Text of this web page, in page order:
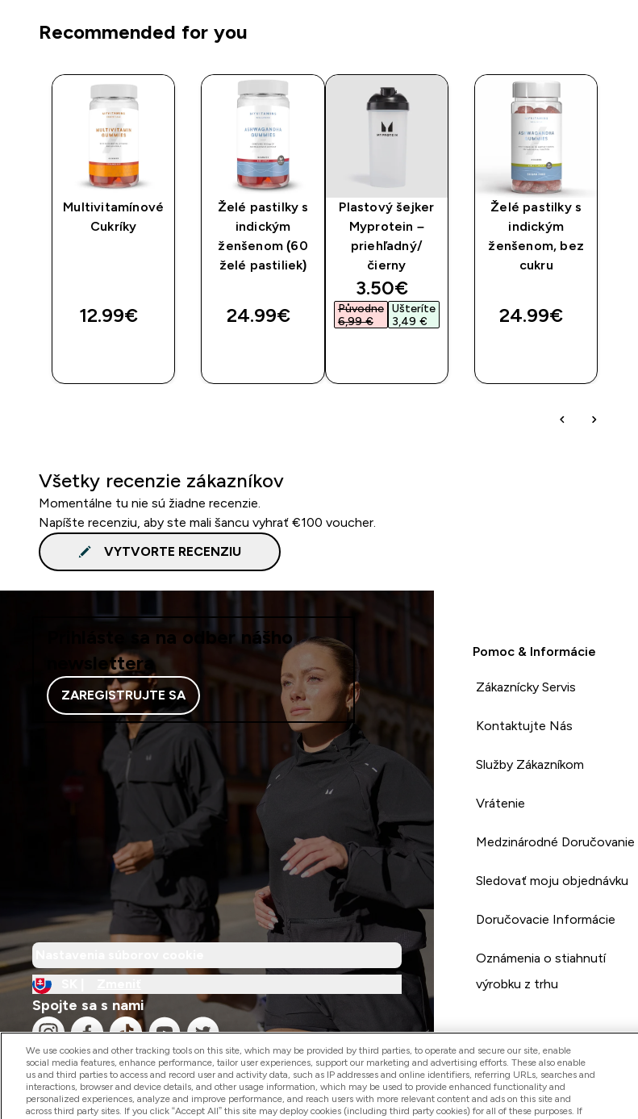
Recommended for you
Multivitamínové
Cukríky
12.99€‎
Želé pastilky s
indickým
ženšenom (60
želé pastiliek)
24.99€‎
Plastový šejker
Myprotein –
priehľadný/
čierny
discounted price
3.50€‎
Původne
6,99 €‎
Ušteríte
3,49 €‎
Želé pastilky s
indickým
ženšenom, bez
cukru
24.99€‎
Všetky recenzie zákazníkov
Momentálne tu nie sú žiadne recenzie.
Napíšte recenziu, aby ste mali šancu vyhrať €100 voucher.
VYTVORTE RECENZIU
Prihláste sa na odber nášho
newslettera
ZAREGISTRUJTE SA
Spojte sa s nami
Pomoc & Informácie
Zákaznícky Servis
Kontaktujte Nás
Služby Zákazníkom
Vrátenie
Medzinárodné Doručovanie
Sledovať moju objednávku
Doručovacie Informácie
Oznámenia o stiahnutí
výrobku z trhu
2026 The Hut.com Ltd
We use cookies and other tracking tools on this site, which may be provided by third parties, to operate and secure our site, enable
social media features, enhance performance, tailor user experiences, support our marketing and advertising efforts. These also enable
us and third parties to access and record user and activity data, such as IP addresses and online identifiers, referring URLs, searches and
interactions, browser and device details, and other usage information, which may be used to provide enhanced functionality and
personalized experiences, analyze and improve performance, and reach users with more relevant content and ads on this site and
across third party sites. If you click “Accept All” this site may deploy cookies (including third party cookies) for all of these purposes. If